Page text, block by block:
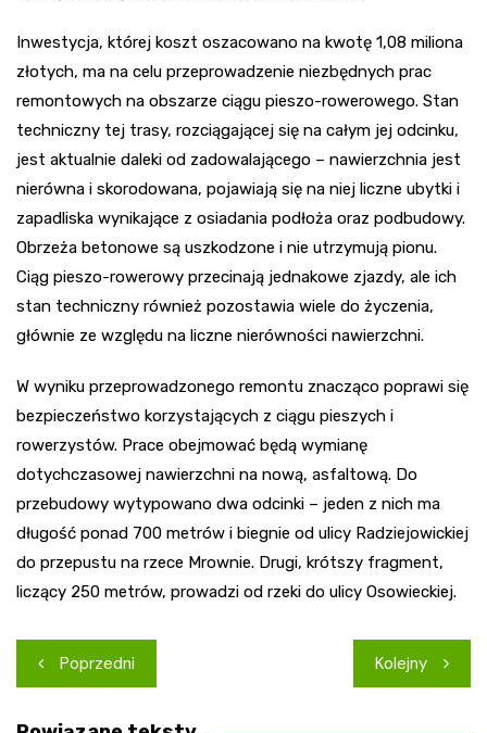
Inwestycja, której koszt oszacowano na kwotę 1,08 miliona
złotych, ma na celu przeprowadzenie niezbędnych prac
remontowych na obszarze ciągu pieszo-rowerowego. Stan
techniczny tej trasy, rozciągającej się na całym jej odcinku,
jest aktualnie daleki od zadowalającego – nawierzchnia jest
nierówna i skorodowana, pojawiają się na niej liczne ubytki i
zapadliska wynikające z osiadania podłoża oraz podbudowy.
Obrzeża betonowe są uszkodzone i nie utrzymują pionu.
Ciąg pieszo-rowerowy przecinają jednakowe zjazdy, ale ich
stan techniczny również pozostawia wiele do życzenia,
głównie ze względu na liczne nierówności nawierzchni.
W wyniku przeprowadzonego remontu znacząco poprawi się
bezpieczeństwo korzystających z ciągu pieszych i
rowerzystów. Prace obejmować będą wymianę
dotychczasowej nawierzchni na nową, asfaltową. Do
przebudowy wytypowano dwa odcinki – jeden z nich ma
długość ponad 700 metrów i biegnie od ulicy Radziejowickiej
do przepustu na rzece Mrownie. Drugi, krótszy fragment,
liczący 250 metrów, prowadzi od rzeki do ulicy Osowieckiej.
Nawigacja
wpisu
Poprzedni Kolejny